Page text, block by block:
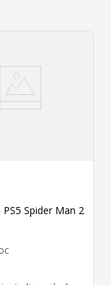
PS5 Spider Man 2